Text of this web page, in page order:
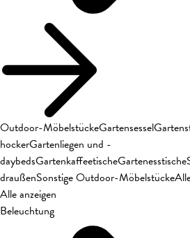
Outdoor-MöbelstückeGartensessel
hockerGartenliegen und -
daybedsGartenkaffeetischeGartenesstische
draußenSonstige Outdoor-Möbelstücke
Alle anzeigen
Beleuchtung